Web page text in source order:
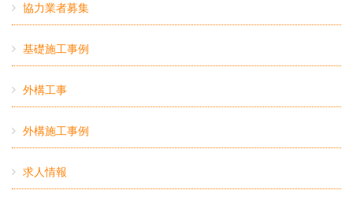
協力業者募集
基礎施工事例
外構工事
外構施工事例
求人情報